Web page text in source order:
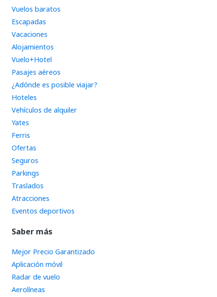
Vuelos baratos
Escapadas
Vacaciones
Alojamientos
Vuelo+Hotel
Pasajes aéreos
¿Adónde es posible viajar?
Hoteles
Vehículos de alquiler
Yates
Ferris
Ofertas
Seguros
Parkings
Traslados
Atracciones
Eventos deportivos
Saber más
Mejor Precio Garantizado
Aplicación móvil
Radar de vuelo
Aerolíneas